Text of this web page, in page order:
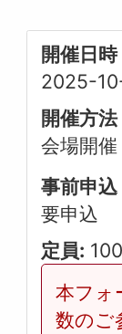
開催日時
2025-
開催方法
会場開催
事前申込
要申込
定員: 100
本フォ
数のご